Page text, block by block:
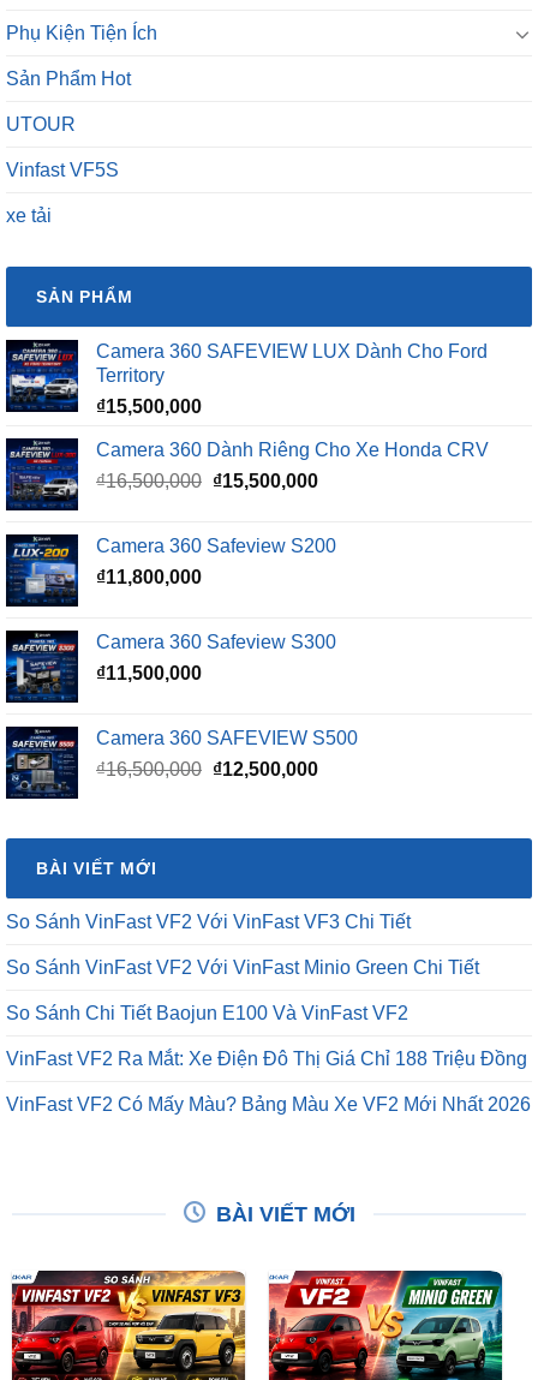
Phụ Kiện Tiện Ích
Sản Phẩm Hot
UTOUR
Vinfast VF5S
xe tải
SẢN PHẨM
Camera 360 SAFEVIEW LUX Dành Cho Ford
Territory
₫15,500,000
Camera 360 Dành Riêng Cho Xe Honda CRV
₫16,500,000 Giá
₫16,500,000.
₫15,500,000Giá
là:
Camera 360 Safeview S200
₫11,800,000
Camera 360 Safeview S300
₫11,500,000
Camera 360 SAFEVIEW S500
₫16,500,000 Giá
₫16,500,000.
₫12,500,000Giá
là:
BÀI VIẾT MỚI
So Sánh VinFast VF2 Với VinFast VF3 Chi Tiết
So Sánh VinFast VF2 Với VinFast Minio Green Chi Tiết
So Sánh Chi Tiết Baojun E100 Và VinFast VF2
VinFast VF2 Ra Mắt: Xe Điện Đô Thị Giá Chỉ 188 Triệu Đồng
VinFast VF2 Có Mấy Màu? Bảng Màu Xe VF2 Mới Nhất 2026
BÀI VIẾT MỚI